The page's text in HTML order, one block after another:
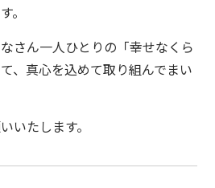
。
さん一人ひとりの「幸せなくら
、真心を込めて取り組んでまい
いたします。